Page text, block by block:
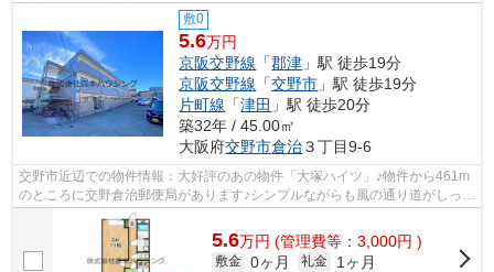
敷0
5.6万円
京阪交野線 「郡津 」駅 徒歩19分
京阪交野線 「交野市 」駅 徒歩19分
片町線 「津田 」駅 徒歩20分
築32年 / 45.00㎡
大阪府交野市倉治３丁目9-6
交野市近辺での物件情報：大好評のあの物件「大塚ハイツ」♪物件から461m
のところに交野倉治郵便局があります♪シンプルながらも風の通り道がしっか
り造られている物件です♪最上階の物件...
5.6万円 (管理費等：3,000円 )
敷金 0ヶ月 礼金
1ヶ月